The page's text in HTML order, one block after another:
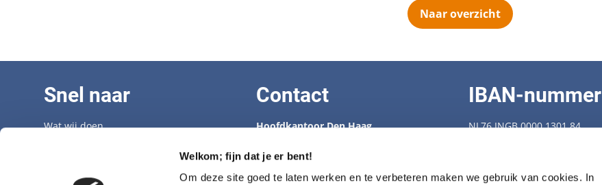
Welkom; fijn dat je er bent!
Om deze site goed te laten werken en te verbeteren maken we gebruik van cookies. In
Naar overzicht
Snel naar
Wat wij doen
Contact
Hoofdkantoor Den Haag
info@hondenbescherming.nl
IBAN-nummer
NL76 INGB 0000 1301 84
Fiscaal nummer: 28.72.274